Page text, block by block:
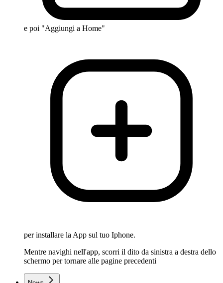
e poi "Aggiungi a Home"
per installare la App sul tuo Iphone.
Mentre navighi nell'app, scorri il dito da sinistra a destra dello
schermo per tornare alle pagine precedenti